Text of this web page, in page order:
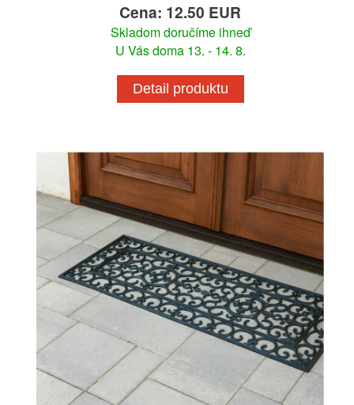
Cena: 12.50 EUR
Skladom doručíme ihneď
U Vás doma 13. - 14. 8.
Detail produktu